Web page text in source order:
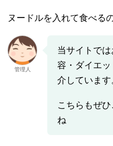
ヌードルを入れて食べる
管理人
当サイトで
容・ダイエ
介しています
こちらもぜ
ね